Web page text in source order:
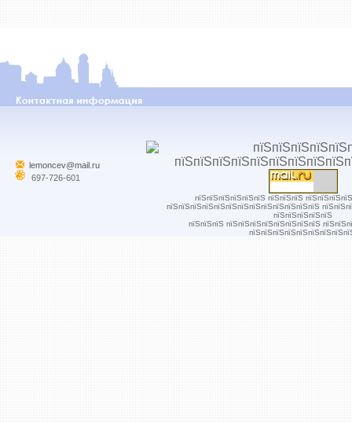
lemoncev@mail.ru
697-726-601
пїЅпїЅпїЅпїЅпїЅпїЅ пїЅпїЅпїЅ
пїЅпїЅпїЅпїЅпїЅпїЅпїЅпїЅпїЅпїЅпїЅпїЅпїЅ
пїЅпїЅпїЅпїЅпїЅ
пїЅпїЅпїЅ пїЅпїЅпїЅпїЅпїЅпїЅпїЅпїЅ